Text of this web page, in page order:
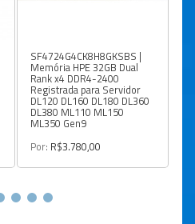
SF4724G4CK8H8GKSBS |
Memória HPE 32GB Dual
Rank x4 DDR4-2400
Registrada para Servidor
DL120 DL160 DL180 DL360
DL380 ML110 ML150
ML350 Gen9
Por: R$3.780,00